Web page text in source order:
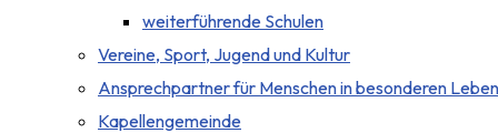
weiterführende Schulen
Vereine, Sport, Jugend und Kultur
Ansprechpartner für Menschen in besonderen
Kapellengemeinde